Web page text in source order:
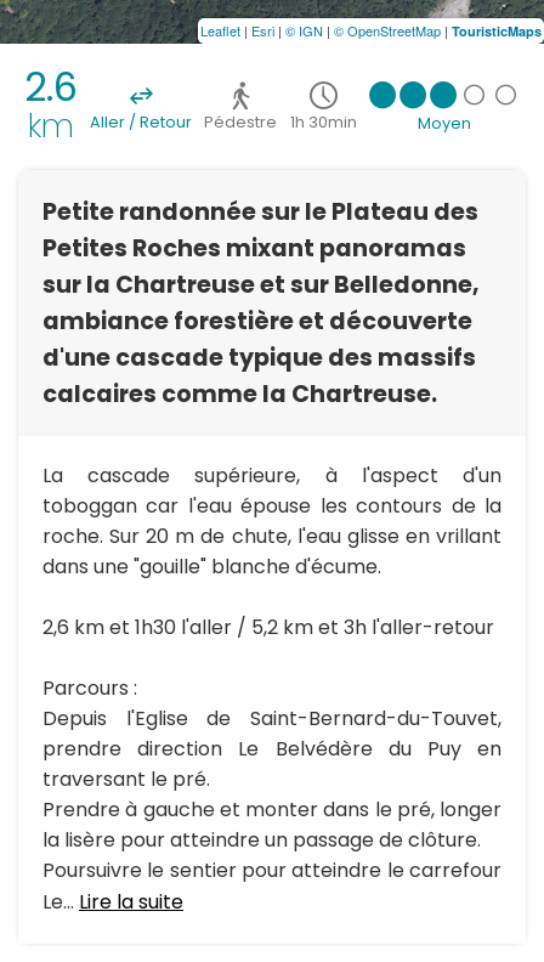
2.6
km Aller / Retour Pédestre 1h 30min Moyen
Petite randonnée sur le Plateau des
Petites Roches mixant panoramas
sur la Chartreuse et sur Belledonne,
ambiance forestière et découverte
d'une cascade typique des massifs
calcaires comme la Chartreuse.
La cascade supérieure, à l'aspect d'un
toboggan car l'eau épouse les contours de la
roche. Sur 20 m de chute, l'eau glisse en vrillant
dans une "gouille" blanche d'écume.
2,6 km et 1h30 l'aller / 5,2 km et 3h l'aller-retour
Parcours :
Depuis l'Eglise de Saint-Bernard-du-Touvet,
prendre direction Le Belvédère du Puy en
traversant le pré.
Prendre à gauche et monter dans le pré, longer
la lisère pour atteindre un passage de clôture.
Poursuivre le sentier pour atteindre le carrefour
Le... Lire la suite
Leaflet | Esri | © IGN | © OpenStreetMap | TouristicMaps